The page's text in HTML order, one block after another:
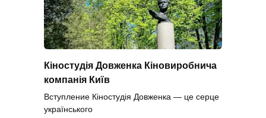
Кіностудія Довженка Кіновиробнича
компанія Київ
Вступление Кіностудія Довженка — це серце
українського